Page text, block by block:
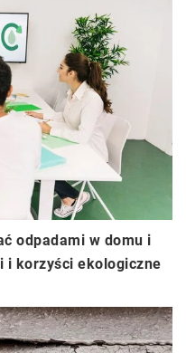
odpadami w domu i
i korzyści ekologiczne